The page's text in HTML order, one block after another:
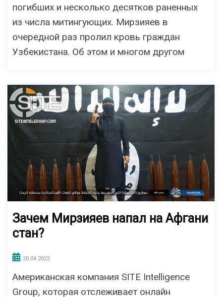
погибших и несколько десятков раненных
из числа митингующих. Мирзияев в
очередной раз пролил кровь граждан
Узбекистана. Об этом и многом другом
Зачем Мирзияев напал на Афгани
стан?
20.04.2022
Американская компания SITE Intelligence
Group, которая отслеживает онлайн